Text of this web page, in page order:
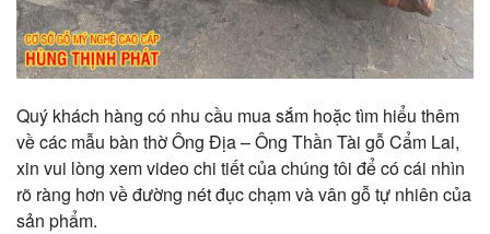
Quý khách hàng có nhu cầu mua sắm hoặc tìm hiểu thêm
về các mẫu bàn thờ Ông Địa – Ông Thần Tài gỗ Cẩm Lai,
xin vui lòng xem video chi tiết của chúng tôi để có cái nhìn
rõ ràng hơn về đường nét đục chạm và vân gỗ tự nhiên của
sản phẩm.